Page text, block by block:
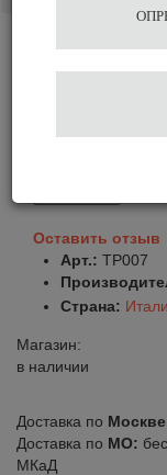
Темпер
Ø 57.5
Оставить отзыв
Арт.: TP007
Страна:
Магазин:
в наличии
Доставка по
Доставка по МО:
МКаД